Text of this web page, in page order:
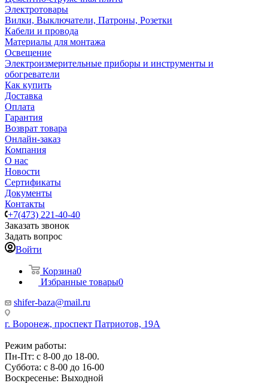
Электротовары
Вилки, Выключатели, Патроны, Розетки
Кабели и провода
Материалы для монтажа
Освещение
Электроизмерительные приборы и инструменты и
обогреватели
Как купить
Доставка
Оплата
Гарантия
Возврат товара
Онлайн-заказ
Компания
О нас
Новости
Сертификаты
Документы
Контакты
+7(473) 221-40-40
Заказать звонок
Задать вопрос
Войти
Корзина0
Избранные товары0
shifer-baza@mail.ru
г. Воронеж, проспект Патриотов, 19А
Режим работы:
Пн-Пт: с 8-00 до 18-00.
Суббота: с 8-00 до 16-00
Воскресенье: Выходной